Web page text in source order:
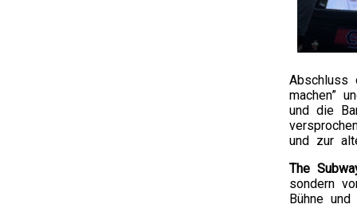
Abschluss
machen”
und die
und zur
The
sondern
Bühne